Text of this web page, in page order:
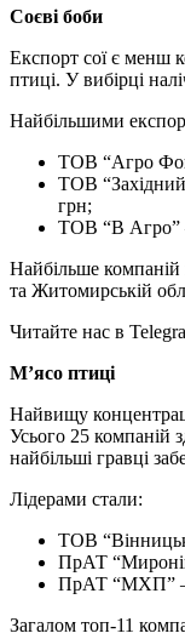
Соєві боби
Експорт сої є менш
птиці. У вибірці
Найбільшими
ТОВ “Агро
ТОВ
грн;
ТОВ “В Агро”
Найбільше
та Житомирській
Читайте нас в
М’ясо птиці
Найвищу
Усього 25 компаній
найбільші гравці
Лідерами стали:
ТОВ
ПрАТ
ПрАТ “МХП”
Загалом топ-11